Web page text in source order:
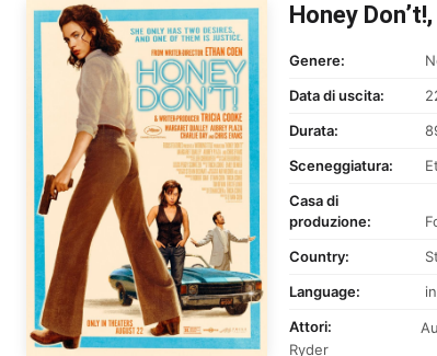
Honey
Genere:
Data di uscita:
Durata:
Sceneggiatura:
Casa di
produzione:
Country:
Language:
Attori:
Ryder